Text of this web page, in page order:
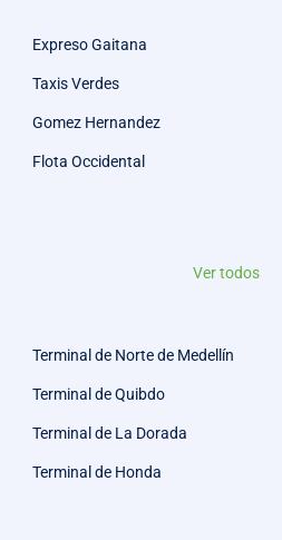
Expreso Gaitana
Taxis Verdes
Gomez Hernandez
Flota Occidental
Ver todos
Terminal de Norte de Medellín
Terminal de Quibdo
Terminal de La Dorada
Terminal de Honda